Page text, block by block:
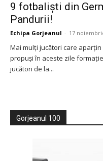
9 fotbalişti din
Pandurii!
Echipa Gorjeanul - 17
Mai mulţi jucători care
propuşi în aceste zile
jucători de la...
Gorjeanul 100